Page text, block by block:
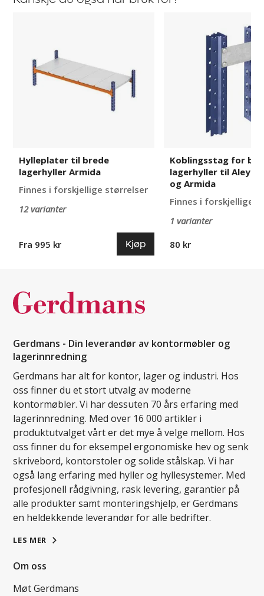
lagerhyller
Armida
Hylleplater til brede
lagerhyller Armida
Finnes i forskjellige størrelser
12 varianter
Fra 995 kr Kjøp
lagerhyller
Koblingsstag for
lagerhyller til
og Armida
Finnes i forskjellige
1 varianter
80 kr
Gerdmans - Din leverandør av kontormøbler og
lagerinnredning
Gerdmans har alt for kontor, lager og industri. Hos
oss finner du et stort utvalg av moderne
kontormøbler. Vi har dessuten 70 års erfaring med
lagerinnredning. Med over 16 000 artikler i
produktutvalget vårt er det mye å velge mellom. Hos
oss finner du for eksempel ergonomiske hev og senk
skrivebord, kontorstoler og solide stålskap. Vi har
også lang erfaring med hyller og hyllesystemer. Med
profesjonell rådgivning, rask levering, garantier på
alle produkter samt monteringshjelp, er Gerdmans
en heldekkende leverandør for alle bedrifter.
LES MER
Om oss
Møt Gerdmans